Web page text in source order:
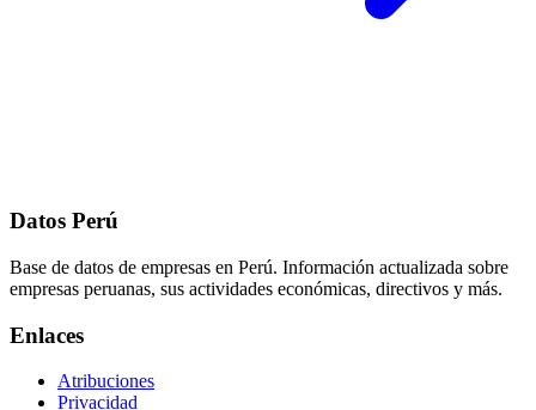
Datos Perú
Base de datos de empresas en Perú. Información actualizada sobre
empresas peruanas, sus actividades económicas, directivos y más.
Enlaces
Atribuciones
Privacidad